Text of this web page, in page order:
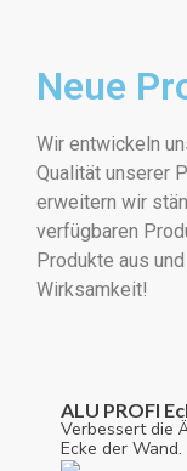
Neue
Wir entwickeln
Qualität unserer
erweitern wir
verfügbaren
Produkte aus
Wirksamkeit!
ALU PROFI
Verbessert die
Ecke der Wand.